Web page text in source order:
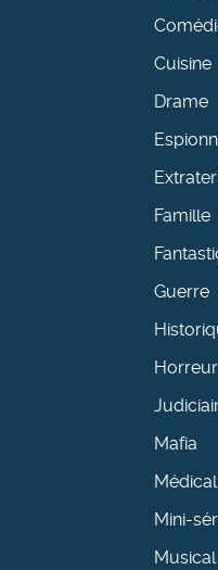
Cuisine
Drame
Famille
Guerre
Horreur
Mafia
Médical
Mini-
Musical